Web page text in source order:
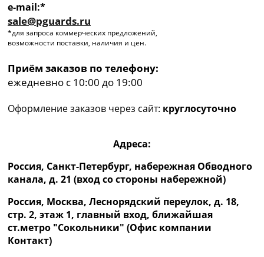
e-mail:*
sale@pguards.ru
*для запроса коммерческих предложений,
возможности поставки, наличия и цен.
Приём заказов по телефону:
ежедневно с 10:00 до 19:00
Оформление заказов через сайт: круглосуточно
Адреса:
Россия, Санкт-Петербург, набережная Обводного
канала, д. 21 (вход со стороны набережной)
Россия, Москва, Леснорядский переулок, д. 18,
стр. 2, этаж 1, главный вход, ближайшая
ст.метро "Сокольники" (Офис компании
Контакт)